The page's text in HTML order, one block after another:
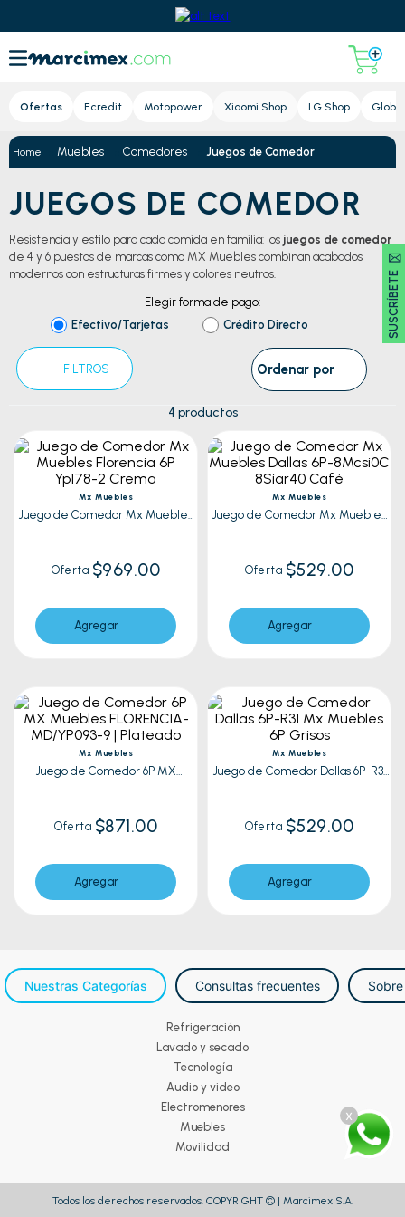
Ofertas Ecredit Motopower Xiaomi Shop LG Shop Global
SUSCRÍBETE 🖂
x
Muebles Comedores Juegos de Comedor
JUEGOS DE COMEDOR
Resistencia y estilo para cada comida en familia: los juegos de comedor
de 4 y 6 puestos de marcas como MX Muebles combinan acabados
modernos con estructuras firmes y colores neutros.
Elegir forma de pago:
Efectivo/Tarjetas
Crédito Directo
FILTROS Ordenar por
4 productos
Mx Muebles
Juego de Comedor Mx Muebles
Oferta $969.00
Agregar
Mx Muebles
Juego de Comedor Mx Muebles
Oferta $529.00
Agregar
Mx Muebles
Juego de Comedor 6P MX
Oferta $871.00
Agregar
Mx Muebles
Juego de Comedor Dallas 6P-R31
Oferta $529.00
Agregar
Nuestras Categorías Consultas frecuentes
Refrigeración
Lavado y secado
Tecnología
Audio y video
Electromenores
Muebles
Movilidad
Todos los derechos reservados. COPYRIGHT © | Marcimex S.A.